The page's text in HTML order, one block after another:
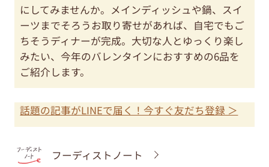
にしてみませんか。メインディッシュや鍋、スイ
ーツまでそろうお取り寄せがあれば、自宅でもご
ちそうディナーが完成。大切な人とゆっくり楽し
みたい、今年のバレンタインにおすすめの6品を
ご紹介します。
話題の記事がLINEで届く！今すぐ友だち登録 ＞
フーディストノート